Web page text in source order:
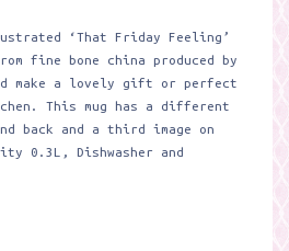
‘That Friday Feeling’
from fine bone china produced by
make a lovely gift or perfect
This mug has a different
back and a third image on
0.3L, Dishwasher and